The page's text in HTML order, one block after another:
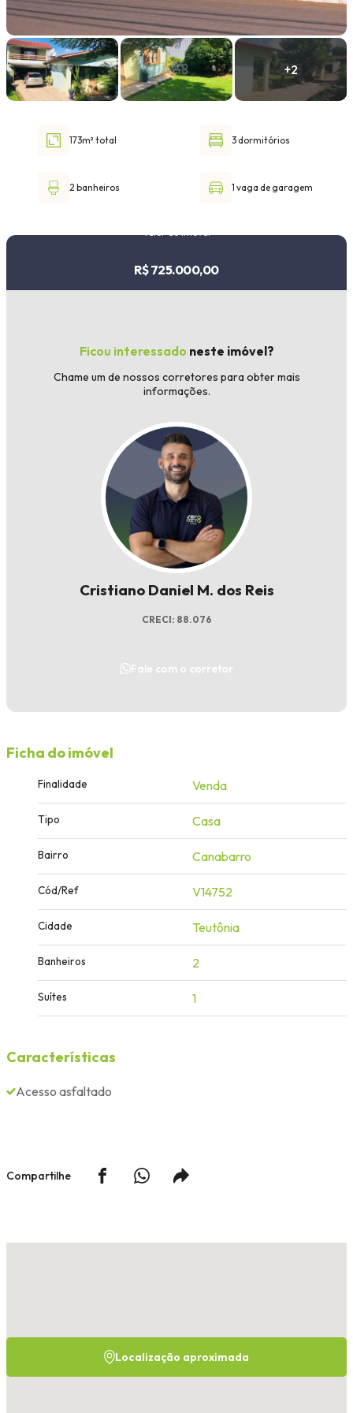
Faixa de valor
30.000,00até1.000.000,00 ou +
173m² total 3 dormitórios
2 banheiros 1 vaga de garagem
R$ 725.000,00
Ficou interessado neste imóvel?
Chame um de nossos corretores para obter mais
informações.
Cristiano Daniel M. dos Reis
CRECI: 88.076
Fale com o corretor
Ficha do imóvel
Finalidade Venda
Tipo Casa
Bairro Canabarro
Cód/Ref V14752
Cidade Teutônia
Banheiros 2
Suítes 1
Características
Acesso asfaltado
Compartilhe
Localização aproximada